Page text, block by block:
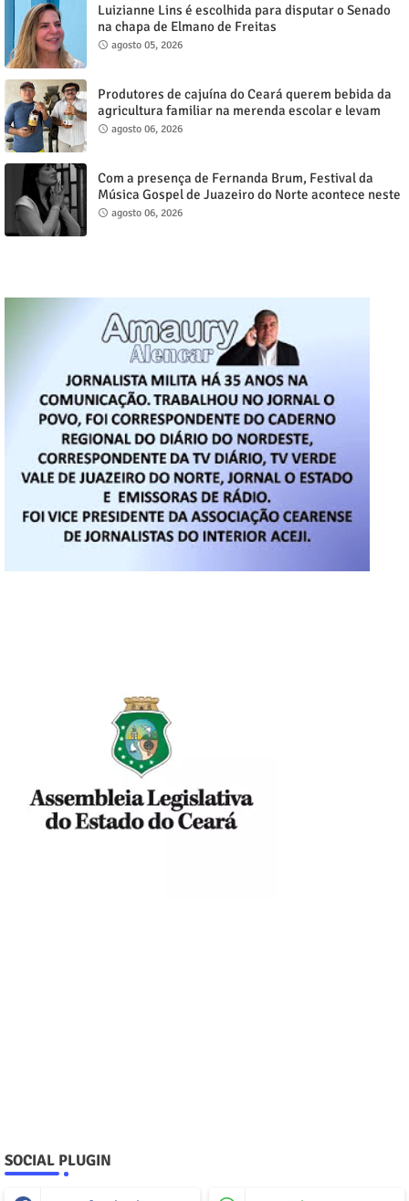
Luizianne Lins é escolhida para disputar o Senado
na chapa de Elmano de Freitas
agosto 05, 2026
Produtores de cajuína do Ceará querem bebida da
agricultura familiar na merenda escolar e levam
reivindicação à agenda política
agosto 06, 2026
Com a presença de Fernanda Brum, Festival da
Música Gospel de Juazeiro do Norte acontece neste
sábado, 8
agosto 06, 2026
SOCIAL PLUGIN